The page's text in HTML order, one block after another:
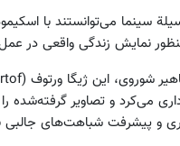
سینما می‌توانستند با
نمایش زندگی واقعی در
می‌کرد و تصاویر گرفته‌شده
و پیشرفت شباهت‌های جالبی